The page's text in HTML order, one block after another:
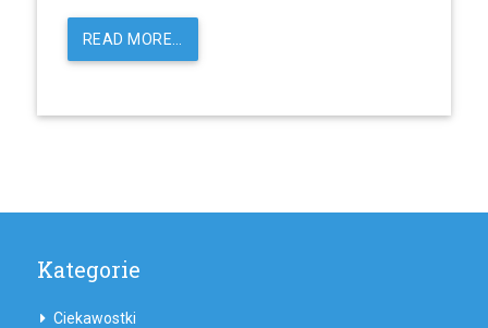
READ MORE…
Kategorie
Ciekawostki